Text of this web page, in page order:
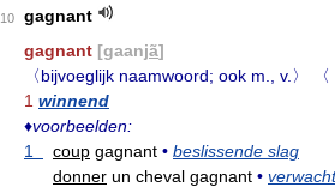
10
gagnant
gagnant [gaanjã]
〈bijvoeglijk naamwoord; ook m., v.〉
〈
1 winnend
♦voorbeelden:
1
coup gagnant • beslissende slag
donner un cheval gagnant •